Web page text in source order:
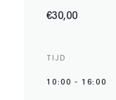
€30,00
TIJD
10:00 - 16:00